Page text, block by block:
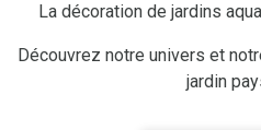
La décoration de jardins
Découvrez notre univers et
jardin